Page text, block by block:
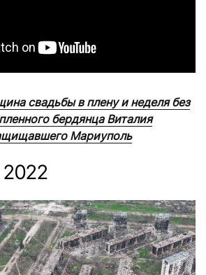
свадьбы в плену и неделя без
бердянца Виталия
Мариуполь
2022